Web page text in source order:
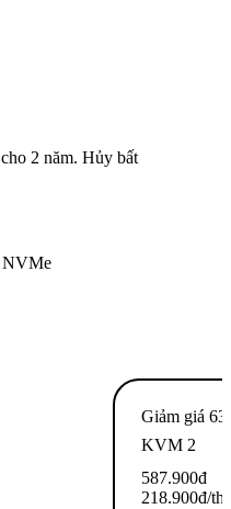
2 năm. Hủy bất
NVMe
Giảm giá
KVM 2
587.900đ
218.900đ/th